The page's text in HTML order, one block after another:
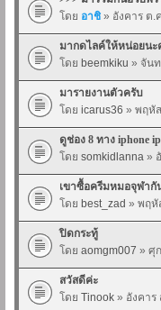
โดย อาชิ » อังคาร ต.
มากดไลค์ให้หน่อยนะ
โดย beemkiku » จัน
มารายงานตัวครับ
โดย icarus36 » พฤหั
ดูช่อง 8 ทาง iphone
โดย somkidlanna »
เขาซื้อครีมหมอจุฬากั
โดย best_zad » พฤหั
ปิดกระทู้
โดย aomgm007 » ศุ
สวัสดีค่ะ
โดย Tinook » อังคาร